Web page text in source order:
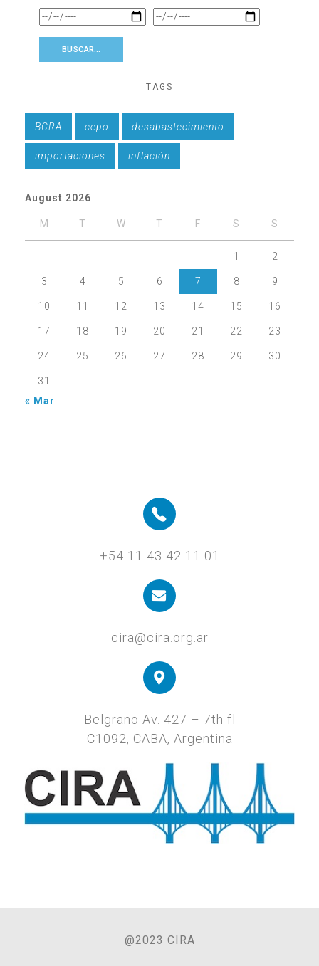
TAGS
BCRA cepo desabastecimiento
importaciones inflación
August 2026
M T W T F S S
1 2
3 4 5 6 7 8 9
10 11 12 13 14 15 16
17 18 19 20 21 22 23
24 25 26 27 28 29 30
31
« Mar
+54 11 43 42 11 01
cira@cira.org.ar
Belgrano Av. 427 – 7th fl
C1092, CABA, Argentina
@2023 CIRA